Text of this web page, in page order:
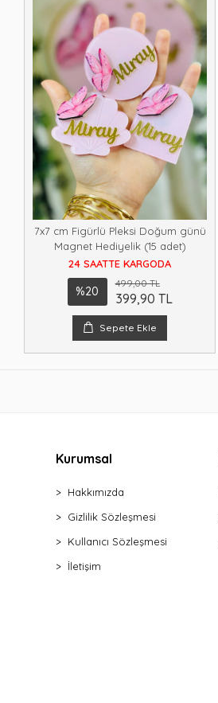
7x7 cm Figürlü Pleksi Doğum günü
Magnet Hediyelik (15 adet)
24 SAATTE KARGODA
%20
499,00 TL
399,90 TL
Sepete Ekle
Kurumsal
Hakkımızda
Gizlilik Sözleşmesi
Kullanıcı Sözleşmesi
İletişim